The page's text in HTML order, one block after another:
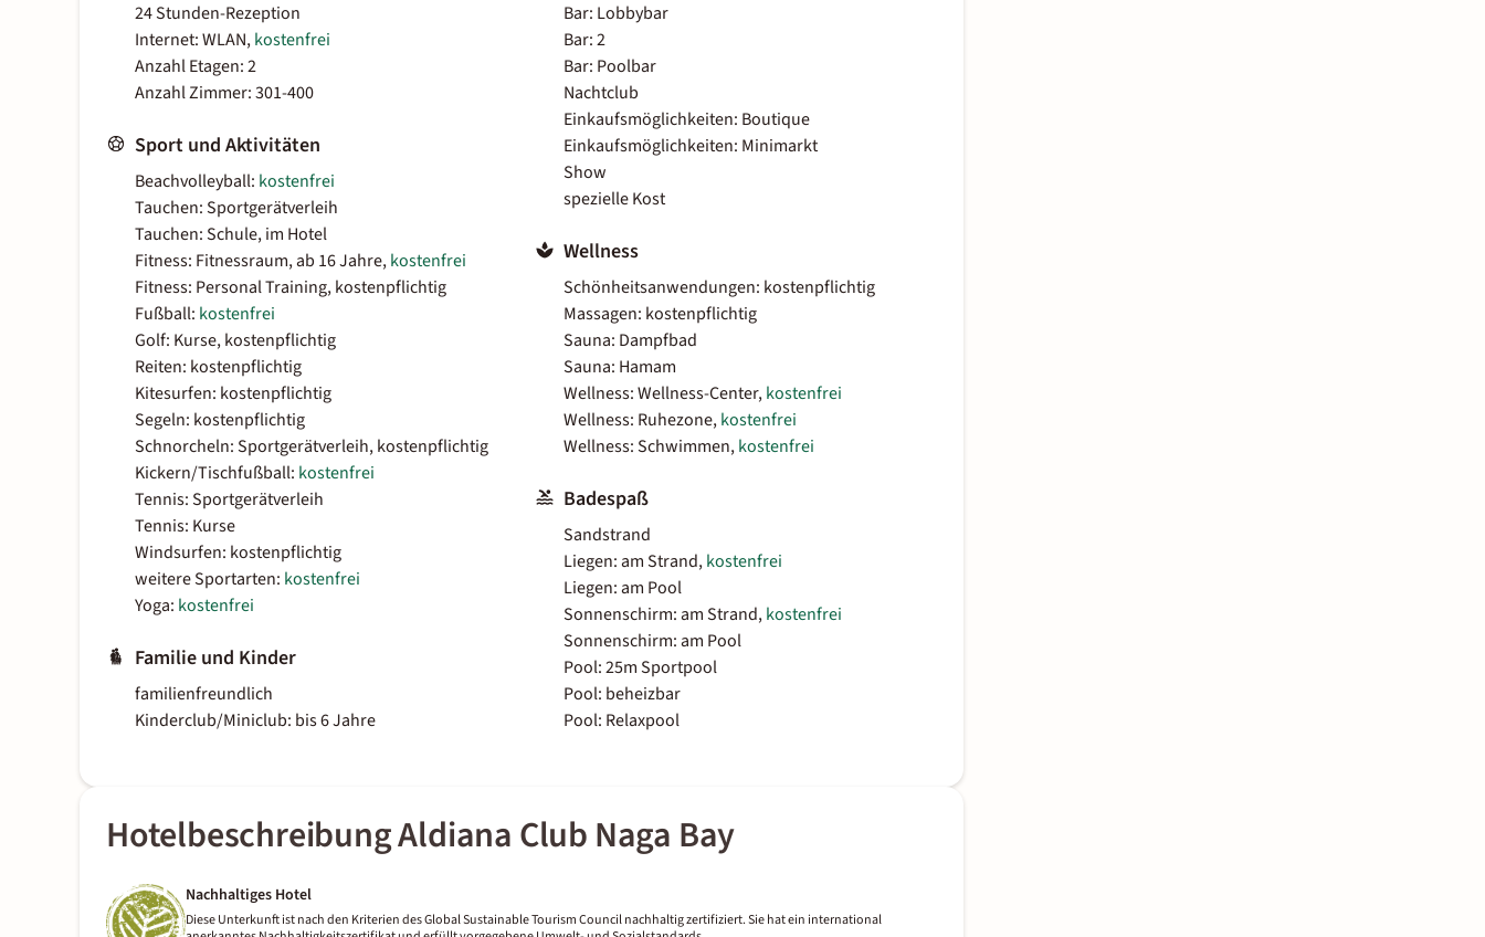
24 Stunden-Rezeption
Internet: WLAN,kostenfrei
Anzahl Etagen: 2
Anzahl Zimmer: 301-400
Sport und Aktivitäten
Beachvolleyball: kostenfrei
Tauchen: Sportgerätverleih
Tauchen: Schule, im Hotel
Fitness: Fitnessraum, ab 16 Jahre,kostenfrei
Fitness: Personal Training, kostenpflichtig
Fußball: kostenfrei
Golf: Kurse, kostenpflichtig
Reiten: kostenpflichtig
Kitesurfen: kostenpflichtig
Segeln: kostenpflichtig
Schnorcheln: Sportgerätverleih, kostenpflichtig
Kickern/Tischfußball: kostenfrei
Tennis: Sportgerätverleih
Tennis: Kurse
Windsurfen: kostenpflichtig
weitere Sportarten: kostenfrei
Yoga: kostenfrei
Familie und Kinder
familienfreundlich
Kinderclub/Miniclub: bis 6 Jahre
Bar: Lobbybar
Bar: 2
Bar: Poolbar
Nachtclub
Einkaufsmöglichkeiten: Boutique
Einkaufsmöglichkeiten: Minimarkt
Show
spezielle Kost
Wellness
Schönheitsanwendungen: kostenpflichtig
Massagen: kostenpflichtig
Sauna: Dampfbad
Sauna: Hamam
Wellness: Wellness-Center,kostenfrei
Wellness: Ruhezone,kostenfrei
Wellness: Schwimmen,kostenfrei
Badespaß
Sandstrand
Liegen: am Strand,kostenfrei
Liegen: am Pool
Sonnenschirm: am Strand,kostenfrei
Sonnenschirm: am Pool
Pool: 25m Sportpool
Pool: beheizbar
Pool: Relaxpool
Hotelbeschreibung Aldiana Club Naga Bay
Nachhaltiges Hotel
Diese Unterkunft ist nach den Kriterien des Global Sustainable Tourism Council nachhaltig zertifiziert. Sie hat ein international